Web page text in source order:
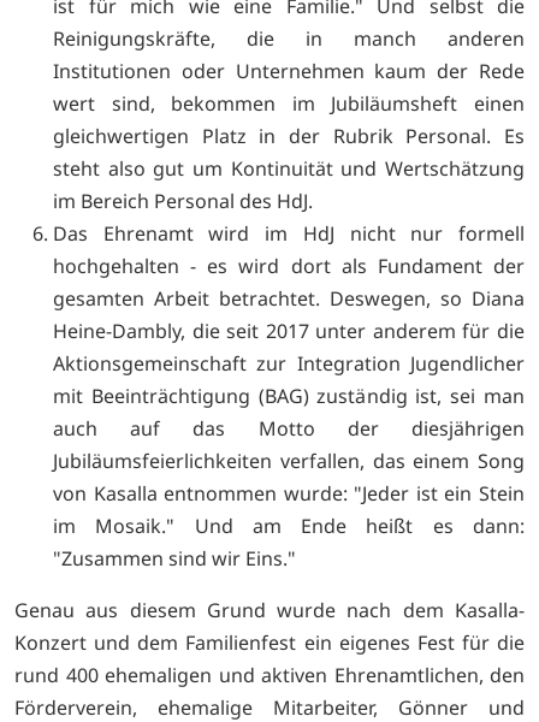
ist für mich wie eine Familie." Und selbst die
Reinigungskräfte, die in manch anderen
Institutionen oder Unternehmen kaum der Rede
wert sind, bekommen im Jubiläumsheft einen
gleichwertigen Platz in der Rubrik Personal. Es
steht also gut um Kontinuität und Wertschätzung
im Bereich Personal des HdJ.
Das Ehrenamt wird im HdJ nicht nur formell
hochgehalten - es wird dort als Fundament der
gesamten Arbeit betrachtet. Deswegen, so Diana
Heine-Dambly, die seit 2017 unter anderem für die
Aktionsgemeinschaft zur Integration Jugendlicher
mit Beeinträchtigung (BAG) zuständig ist, sei man
auch auf das Motto der diesjährigen
Jubiläumsfeierlichkeiten verfallen, das einem Song
von Kasalla entnommen wurde: "Jeder ist ein Stein
im Mosaik." Und am Ende heißt es dann:
"Zusammen sind wir Eins."
Genau aus diesem Grund wurde nach dem Kasalla-
Konzert und dem Familienfest ein eigenes Fest für die
rund 400 ehemaligen und aktiven Ehrenamtlichen, den
Förderverein, ehemalige Mitarbeiter, Gönner und